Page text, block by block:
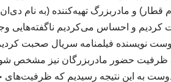
قطار) و مادربزرگ تهیه‌کننده (به نام
کردیم و احساس می‌کردیم ناگفته‌هایی
نویسنده فیلمنامه سریال صحبت
ظرفیت حضور مادربزرگان نیز مشخص
به این نتیجه رسیدیم که ظرفیت‌های